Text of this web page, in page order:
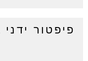
פיפטור ידני 20-200μL